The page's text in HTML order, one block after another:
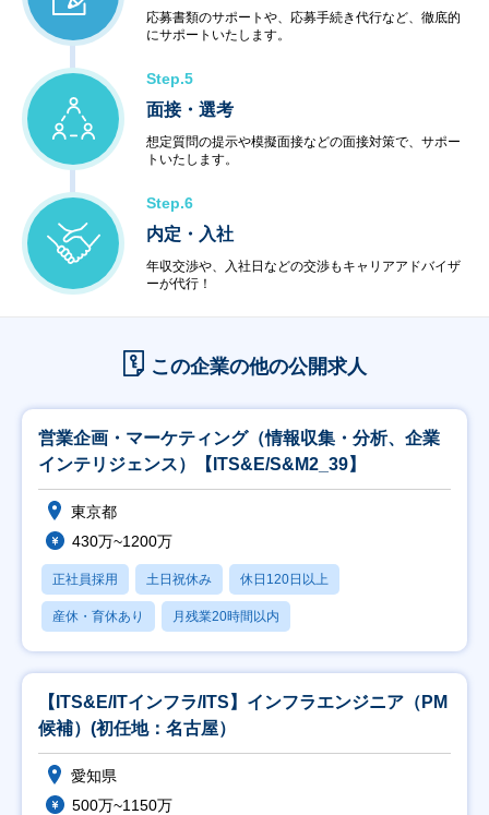
応募書類のサポートや、応募手続き代行など、徹底的
にサポートいたします。
Step.5
面接・選考
想定質問の提示や模擬面接などの面接対策で、サポー
トいたします。
Step.6
内定・入社
年収交渉や、入社日などの交渉もキャリアアドバイザ
ーが代行！
この企業の他の公開求人
営業企画・マーケティング（情報収集・分析、企業
インテリジェンス）【ITS&E/S&M2_39】
東京都
430万~1200万
正社員採用 土日祝休み 休日120日以上
産休・育休あり 月残業20時間以内
【ITS&E/ITインフラ/ITS】インフラエンジニア（PM
候補）(初任地：名古屋）
愛知県
500万~1150万